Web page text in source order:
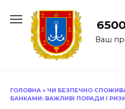
до
Ваш
ГОЛОВНА » ЧИ БЕЗПЕЧНО
БАНКАМИ: ВАЖЛИВІ ПОРАДИ І